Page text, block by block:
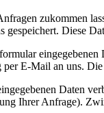
zukommen
gespeichert. Diese
E-Mail an uns.
Daten
Ihrer Anfrage).